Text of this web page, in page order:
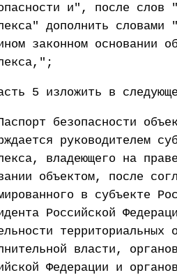
и", после слов
дополнить словами
законном основании
5 изложить в
безопасности
руководителем
владеющего на
объектом, после
в субъекте
Российской
территориальных
власти,
Федерации и